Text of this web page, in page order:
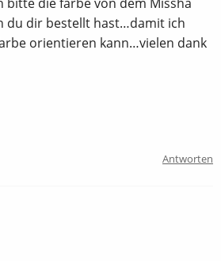
du dir bestellt hast…damit ich
orientieren kann…vielen dank
Antworten